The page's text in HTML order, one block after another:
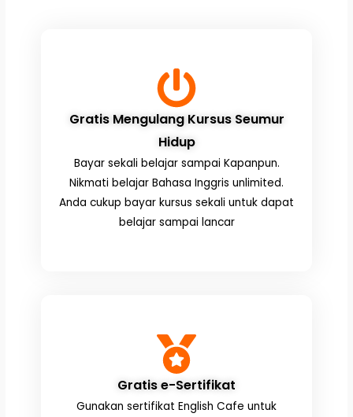
Gratis Mengulang Kursus Seumur
Hidup
Bayar sekali belajar sampai Kapanpun.
Nikmati belajar Bahasa Inggris unlimited.
Anda cukup bayar kursus sekali untuk dapat
belajar sampai lancar
Gratis e-Sertifikat
Gunakan sertifikat English Cafe untuk